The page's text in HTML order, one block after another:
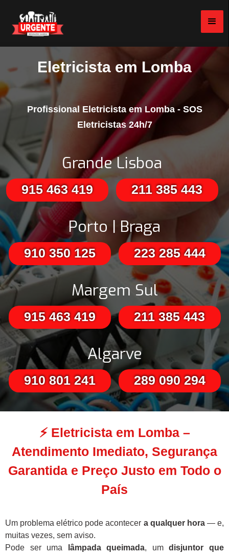
Eletricista em Lomba
Profissional Eletricista em Lomba - SOS
Eletricistas 24h/7
Grande Lisboa
915 463 419 211 385 443
Porto | Braga
910 350 125 223 285 444
Margem Sul
915 463 419 211 385 443
Algarve
910 801 241 289 090 294
⚡ Eletricista em Lomba –
Atendimento Imediato, Segurança
Garantida e Preço Justo em Todo o
País
Um problema elétrico pode acontecer a qualquer hora— e,
muitas vezes, sem aviso.
Pode ser uma
lâmpada queimada, umdisjuntor que